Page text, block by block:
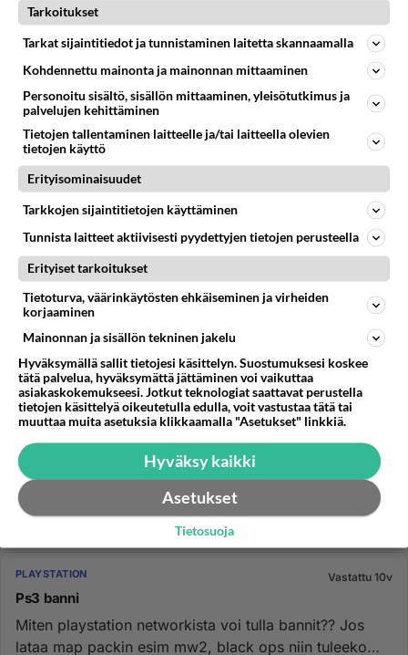
pspvita?? va...
PLAYSTATION Vastattu 10v
Playstation 3 lukuppän vaihtaminen
Hei, Omasta playstation 3 super slim CECH-4204C
mallisesta konsolista lukupää sano sopimuksen irti.
Haluaisin itse vaiht...
07.06.2016 18:26
PLAYSTATION Vastattu 10v
Ps3 banni
Miten playstation networkista voi tulla bannit?? Jos
lataa map packin esim mw2, black ops niin tuleeko
Tarkoitukset
Tarkat sijaintitiedot ja tunnistaminen laitetta skannaamalla
Kohdennettu mainonta ja mainonnan mittaaminen
Personoitu sisältö, sisällön mittaaminen, yleisötutkimus ja
palvelujen kehittäminen
Tietojen tallentaminen laitteelle ja/tai laitteella olevien
tietojen käyttö
Erityisominaisuudet
Tarkkojen sijaintitietojen käyttäminen
Tunnista laitteet aktiivisesti pyydettyjen tietojen perusteella
Erityiset tarkoitukset
Tietoturva, väärinkäytösten ehkäiseminen ja virheiden
korjaaminen
Mainonnan ja sisällön tekninen jakelu
Hyväksymällä sallit tietojesi käsittelyn. Suostumuksesi koskee
tätä palvelua, hyväksymättä jättäminen voi vaikuttaa
asiakaskokemukseesi. Jotkut teknologiat saattavat perustella
tietojen käsittelyä oikeutetulla edulla, voit vastustaa tätä tai
muuttaa muita asetuksia klikkaamalla "Asetukset" linkkiä.
Hyväksy kaikki
Asetukset
Tietosuoja